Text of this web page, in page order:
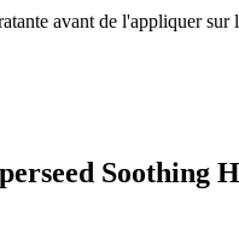
avant de l'appliquer sur
Soothing